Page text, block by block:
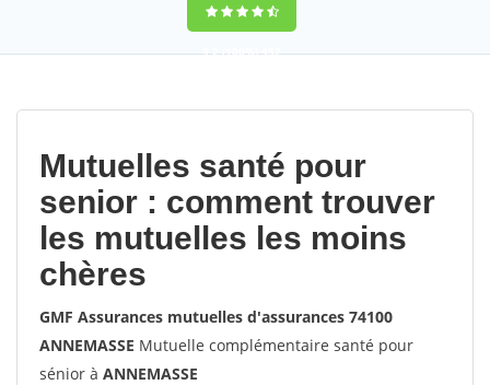
9,2(100%)452
Mutuelles santé pour
senior : comment trouver
les mutuelles les moins
chères
GMF Assurances mutuelles d'assurances 74100
ANNEMASSE Mutuelle complémentaire santé pour
sénior à ANNEMASSE